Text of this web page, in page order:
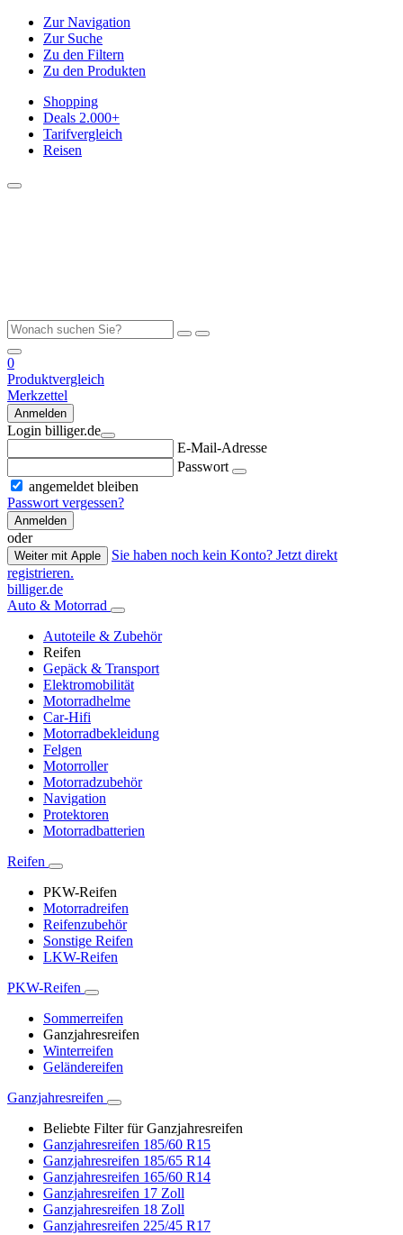
Zur Navigation
Zur Suche
Zu den Filtern
Zu den Produkten
Shopping
Deals 2.000+
Tarifvergleich
Reisen
0
Produktvergleich
Merkzettel
Anmelden
Login billiger.de
E-Mail-Adresse
Passwort
angemeldet bleiben
Passwort vergessen?
Anmelden
oder
Weiter mit Apple
Sie haben noch kein Konto? Jetzt direkt
registrieren.
billiger.de
Auto & Motorrad
Autoteile & Zubehör
Reifen
Gepäck & Transport
Elektromobilität
Motorradhelme
Car-Hifi
Motorradbekleidung
Felgen
Motorroller
Motorradzubehör
Navigation
Protektoren
Motorradbatterien
Reifen
PKW-Reifen
Motorradreifen
Reifenzubehör
Sonstige Reifen
LKW-Reifen
PKW-Reifen
Sommerreifen
Ganzjahresreifen
Winterreifen
Geländereifen
Ganzjahresreifen
Beliebte Filter für Ganzjahresreifen
Ganzjahresreifen 185/60 R15
Ganzjahresreifen 185/65 R14
Ganzjahresreifen 165/60 R14
Ganzjahresreifen 17 Zoll
Ganzjahresreifen 18 Zoll
Ganzjahresreifen 225/45 R17